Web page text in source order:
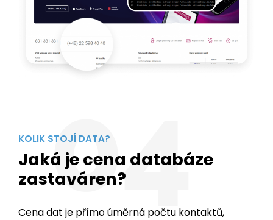
04
KOLIK STOJÍ DATA?
Jaká je cena databáze
zastaváren?
Cena dat je přímo úměrná počtu kontaktů,